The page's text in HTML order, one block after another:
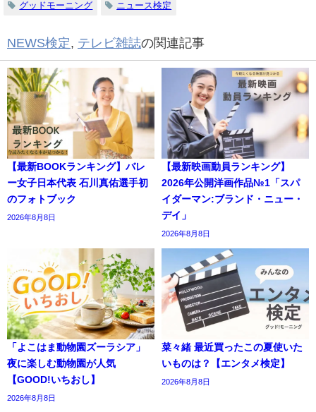
グッドモーニング ニュース検定
NEWS検定, テレビ雑誌の関連記事
【最新BOOKランキング】バレ
ー女子日本代表 石川真佑選手初
のフォトブック
2026年8月8日
【最新映画動員ランキング】
2026年公開洋画作品№1「スパ
イダーマン:ブランド・ニュー・
デイ」
2026年8月8日
「よこはま動物園ズーラシア」
夜に楽しむ動物園が人気
【GOOD!いちおし】
2026年8月8日
菜々緒 最近買ったこの夏使いた
いものは？【エンタメ検定】
2026年8月8日